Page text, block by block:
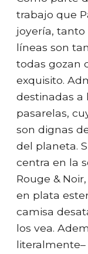
trabajo que
joyería, tanto
líneas son
todas gozan
exquisito.
destinadas a
pasarelas,
son dignas
del planeta.
centra en la
Rouge &
en plata
camisa
los vea.
literalmente–